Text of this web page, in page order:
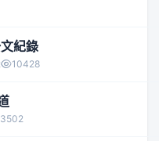
紀錄
10428
3502